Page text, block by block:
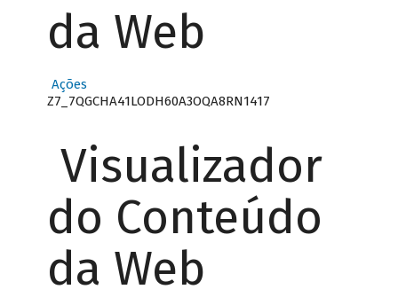
da Web
Ações
Z7_7QGCHA41LODH60A3OQA8RN1417
Visualizador
do Conteúdo
da Web